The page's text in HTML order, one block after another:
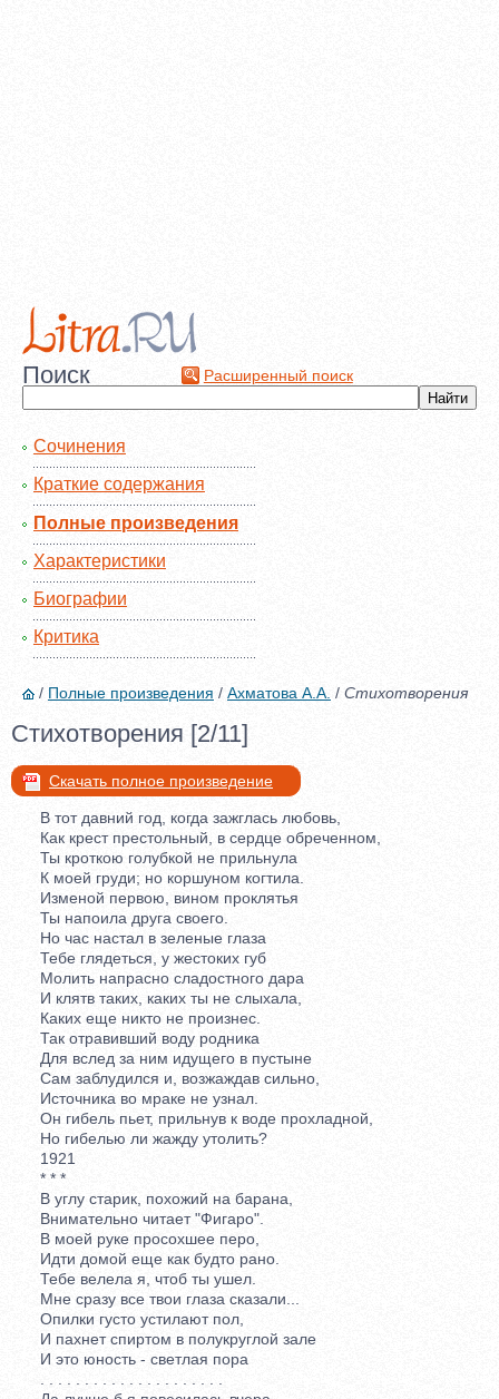
Поиск Расширенный поиск
Сочинения
Краткие содержания
Полные произведения
Характеристики
Биографии
Критика
/ Полные произведения / Ахматова А.А. / Стихотворения
Стихотворения [2/11]
Скачать полное произведение
В тот давний год, когда зажглась любовь,
Как крест престольный, в сердце обреченном,
Ты кроткою голубкой не прильнула
К моей груди; но коршуном когтила.
Изменой первою, вином проклятья
Ты напоила друга своего.
Но час настал в зеленые глаза
Тебе глядеться, у жестоких губ
Молить напрасно сладостного дара
И клятв таких, каких ты не слыхала,
Каких еще никто не произнес.
Так отравивший воду родника
Для вслед за ним идущего в пустыне
Сам заблудился и, возжаждав сильно,
Источника во мраке не узнал.
Он гибель пьет, прильнув к воде прохладной,
Но гибелью ли жажду утолить?
1921
* * *
В углу старик, похожий на барана,
Внимательно читает "Фигаро".
В моей руке просохшее перо,
Идти домой еще как будто рано.
Тебе велела я, чтоб ты ушел.
Мне сразу все твои глаза сказали...
Опилки густо устилают пол,
И пахнет спиртом в полукруглой зале
И это юность - светлая пора